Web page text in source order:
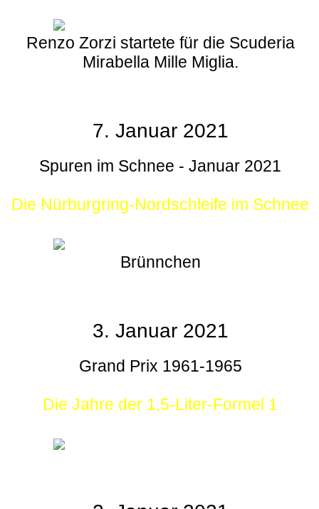
Renzo Zorzi startete für die Scuderia
Mirabella Mille Miglia.
7. Januar 2021
Spuren im Schnee - Januar 2021
Die Nürburgring-Nordschleife im Schnee
Brünnchen
3. Januar 2021
Grand Prix 1961-1965
Die Jahre der 1,5-Liter-Formel 1